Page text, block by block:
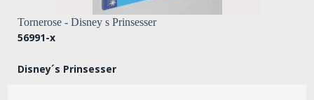
Tornerose - Disney s Prinsesser
56991-x
Disney´s Prinsesser